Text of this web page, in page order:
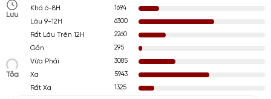
Lưu
Khá 6-8H
1694
Lâu 9-12H
6300
Rất Lâu Trên 12H
2260
Tỏa
Gần
295
Vừa Phải
3085
Xa
5943
Rất Xa
1325